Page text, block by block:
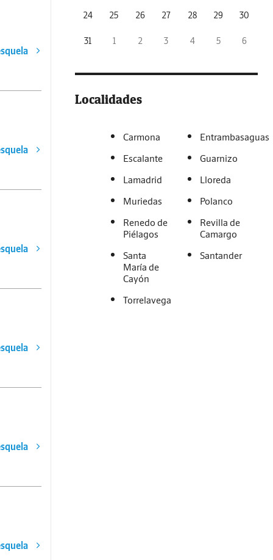
24 25 26 27 28 29 30
31 1 2 3 4 5 6
Localidades
Carmona
Entrambasaguas
Escalante
Guarnizo
Lamadrid
Lloreda
Muriedas
Polanco
Renedo de
Piélagos
Revilla de
Camargo
Santa
María de
Cayón
Santander
Torrelavega